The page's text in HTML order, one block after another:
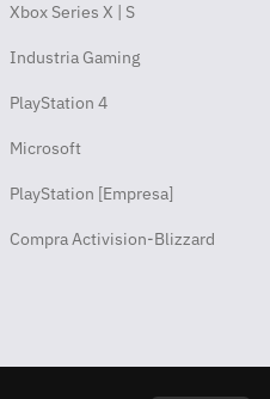
Xbox Series X | S
Industria Gaming
PlayStation 4
Microsoft
PlayStation [Empresa]
Compra Activision-Blizzard